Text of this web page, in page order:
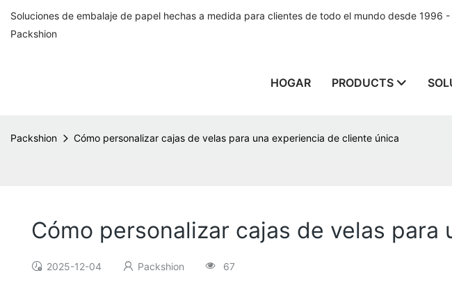
Soluciones de embalaje de papel hechas a medida para clientes de todo el mundo desde 1996 -
Packshion
HOGAR PRODUCTS
Packshion Cómo personalizar cajas de velas para una experiencia de cliente única
Cómo personalizar cajas de velas
2025-12-04 Packshion 67